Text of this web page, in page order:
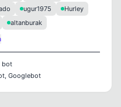
ugur1975
Hurley
altanburak
bot
Googlebot